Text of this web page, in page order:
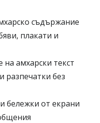
съдържание
плакати и
амхарски текст
разпечатки без
бележки от екрани